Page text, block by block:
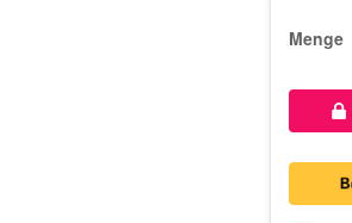
Menge